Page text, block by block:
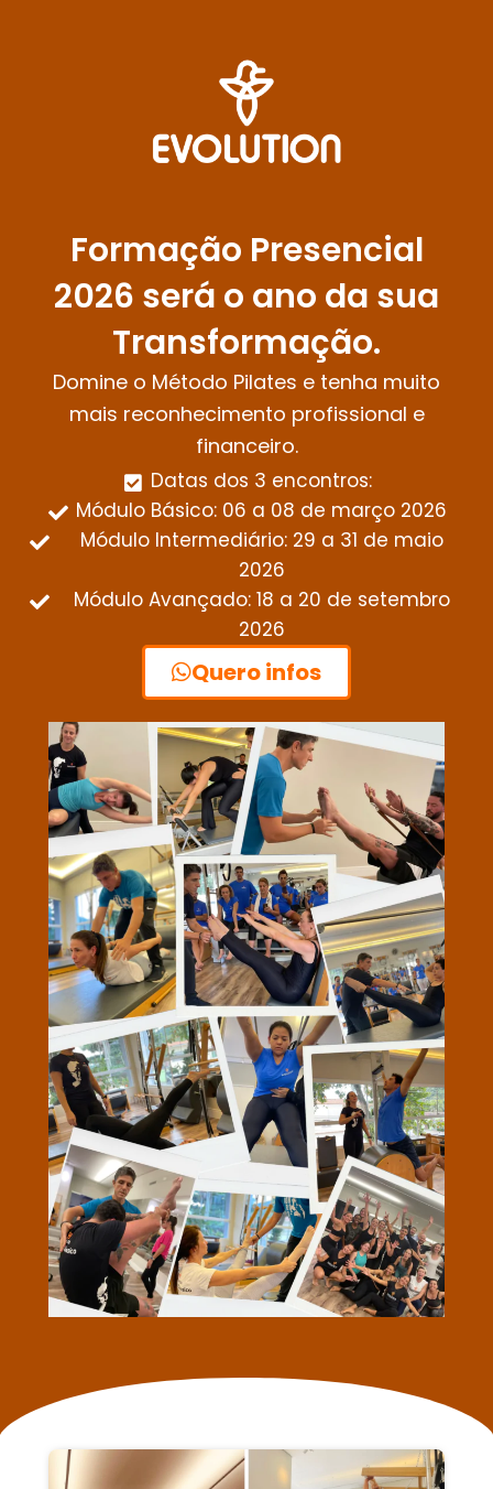
Formação Presencial
2026 será o ano da sua
Transformação.
Domine o Método Pilates e tenha muito
mais reconhecimento profissional e
financeiro.
Datas dos 3 encontros:
Módulo Básico: 06 a 08 de março 2026
Módulo Intermediário: 29 a 31 de maio
2026
Módulo Avançado: 18 a 20 de setembro
2026
Quero infos